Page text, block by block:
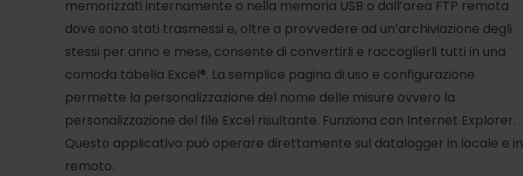
memorizzati internamente o nella memoria USB o dall’area FTP remota
dove sono stati trasmessi e, oltre a provvedere ad un’archiviazione degli
stessi per anno e mese, consente di convertirli e raccoglierli tutti in una
comoda tabella Excel®. La semplice pagina di uso e configurazione
permette la personalizzazione del nome delle misure ovvero la
personalizzazione del file Excel risultante. Funziona con Internet Explorer.
Questo applicativo può operare direttamente sul datalogger in locale e in
remoto.